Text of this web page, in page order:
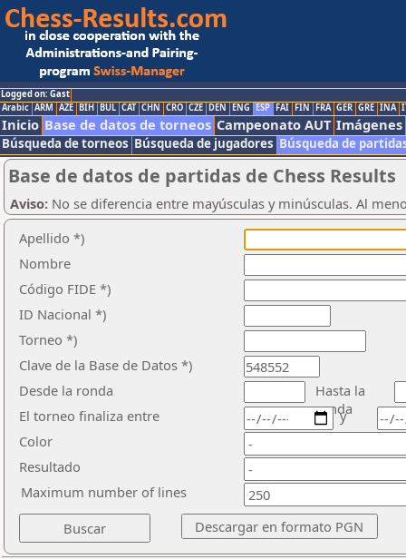
Logged on: Gast
Arabic ARM AZE BIH BUL CAT CHN CRO CZE DEN ENG ESP FAI FIN FRA GER GRE INA
Inicio Base de datos de torneos Campeonato AUT Imágenes
Búsqueda de torneos Búsqueda de jugadores Búsqueda de
Base de datos de partidas de Chess Results
Aviso: No se diferencia entre mayúsculas y minúsculas. Al
Apellido *)
Nombre
Código FIDE *)
ID Nacional *)
Torneo *)
Clave de la Base de Datos *)
Desde la ronda
Hasta la
ronda
El torneo finaliza entre
Color
Resultado
y
Maximum number of lines